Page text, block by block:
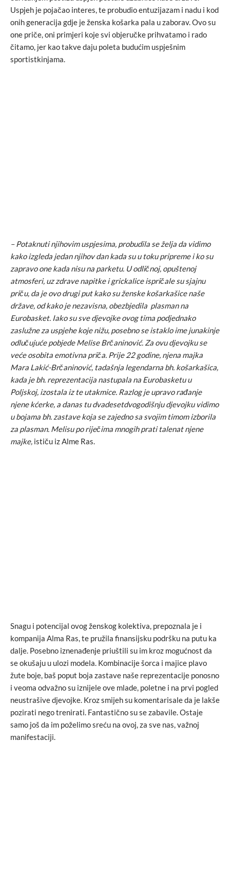
Uspjeh je pojačao interes, te probudio entuzijazam i nadu i kod
onih generacija gdje je ženska košarka pala u zaborav. Ovo su
one priče, oni primjeri koje svi objeručke prihvatamo i rado
čitamo, jer kao takve daju poleta budućim uspješnim
sportistkinjama.
– Potaknuti njihovim uspjesima, probudila se želja da vidimo
kako izgleda jedan njihov dan kada su u toku pripreme i ko su
zapravo one kada nisu na parketu. U odličnoj, opuštenoj
atmosferi, uz zdrave napitke i grickalice ispričale su sjajnu
priču, da je ovo drugi put kako su ženske košarkašice naše
države, od kako je nezavisna, obezbjedila plasman na
Eurobasket. Iako su sve djevojke ovog tima podjednako
zaslužne za uspjehe koje nižu, posebno se istaklo ime junakinje
odlučujuće pobjede Melise Brčaninović. Za ovu djevojku se
veće osobita emotivna priča. Prije 22 godine, njena majka
Mara Lakić-Brčaninović, tadašnja legendarna bh. košarkašica,
kada je bh. reprezentacija nastupala na Eurobasketu u
Poljskoj, izostala iz te utakmice. Razlog je upravo rađanje
njene kćerke, a danas tu dvadesetdvogodišnju djevojku vidimo
u bojama bh. zastave koja se zajedno sa svojim timom izborila
za plasman. Melisu po riječima mnogih prati talenat njene
majke, ističu iz Alme Ras.
Snagu i potencijal ovog ženskog kolektiva, prepoznala je i
kompanija Alma Ras, te pružila finansijsku podršku na putu ka
dalje. Posebno iznenađenje priuštili su im kroz mogućnost da
se okušaju u ulozi modela. Kombinacije šorca i majice plavo
žute boje, baš poput boja zastave naše reprezentacije ponosno
i veoma odvažno su iznijele ove mlade, poletne i na prvi pogled
neustrašive djevojke. Kroz smijeh su komentarisale da je lakše
pozirati nego trenirati. Fantastično su se zabavile. Ostaje
samo još da im poželimo sreću na ovoj, za sve nas, važnoj
manifestaciji.